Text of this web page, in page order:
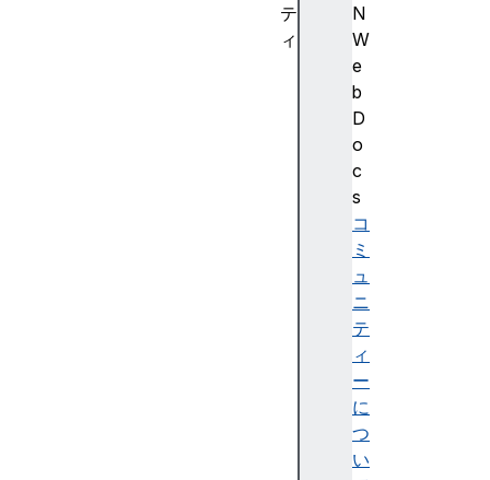
N
W
e
b
D
o
c
s
コ
ミ
ュ
ニ
テ
ィ
ー
に
つ
い
テ
ィ